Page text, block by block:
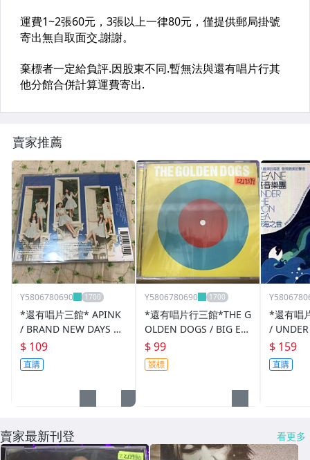
賣家推薦
Y5806780690
*還有唱片三館* APINK
/ BRAND NEW DAYS 全
新 ZZ0395 (殼破)
$ 109
直購
Y5806780690
*還有唱片行三館*THE G
OLDEN DOGS / BIG EY
E LITTLE EYE 二手 ZZ17
379(競標)
$ 99
競標
*還有唱
/
A 全新
$ 159
直購
賣家最新刊登 看更多